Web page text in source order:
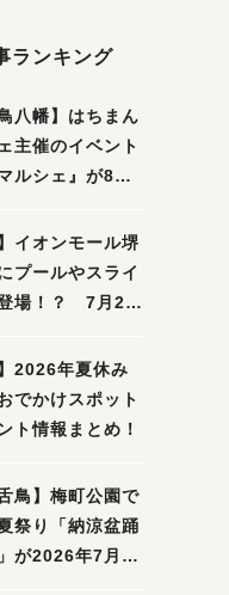
ランキング
八幡】はちまん
主催のイベント
ルシェ』が8月2
イオンモール堺
プールやスライ
場！？ 7月25
ンガ広場 Kid's
2026」が
2026年夏休み
でかけスポット
ト情報まとめ！
鳥】梅町公園で
祭り「納涼盆踊
が2026年7月26